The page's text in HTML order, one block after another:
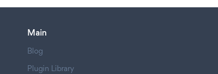
Main
Blog
Plugin Library